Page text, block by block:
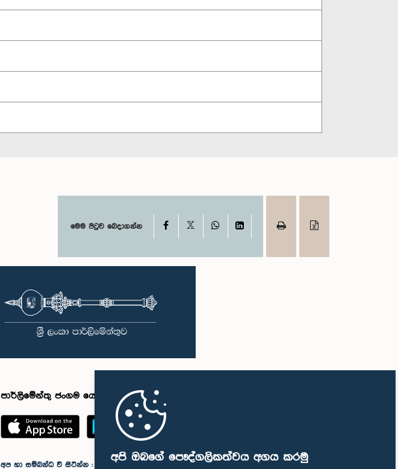
අපි ඔබගේ පෞද්ගලිකත්වය අගය කරමු
මෙම පිටුව බෙදාගන්න Facebook WhatsAppLinkedIn
පාර්ලිමේන්තු ජංගම යෙදුම
අප හා සම්බන්ධ වී සිටින්න :